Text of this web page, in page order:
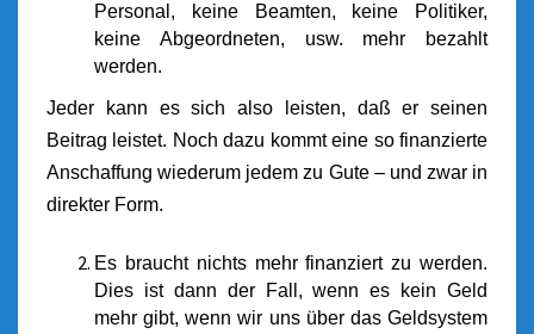
Personal, keine Beamten, keine Politiker,
keine Abgeordneten, usw. mehr bezahlt
werden.
Jeder kann es sich also leisten, daß er seinen
Beitrag leistet. Noch dazu kommt eine so finanzierte
Anschaffung wiederum jedem zu Gute – und zwar in
direkter Form.
Es braucht nichts mehr finanziert zu werden.
Dies ist dann der Fall, wenn es kein Geld
mehr gibt, wenn wir uns über das Geldsystem